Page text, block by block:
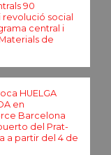
90
revolució social
central i
de
HUELGA
en
Barcelona
del Prat-
a partir del 4 de